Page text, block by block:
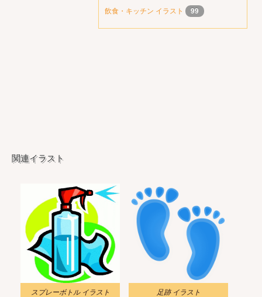
飲食・キッチン イラスト 99
関連イラスト
スプレーボトル イラスト 足跡 イラスト